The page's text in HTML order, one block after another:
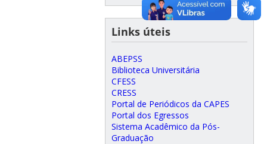
Links úteis
ABEPSS
Biblioteca Universitária
CFESS
CRESS
Portal de Periódicos da CAPES
Portal dos Egressos
Sistema Acadêmico da Pós-
Graduação